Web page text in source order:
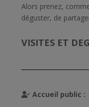
Alors prenez,
déguster, de
VISITES ET
Accueil public :